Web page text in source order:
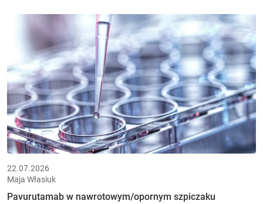
22.07.2026
Maja Własiuk
Pavurutamab w nawrotowym/opornym szpiczaku